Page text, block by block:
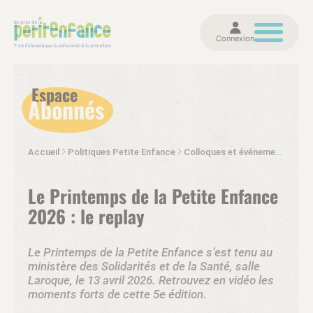
Connexion
Espace
Abonnés
Accueil Politiques Petite Enfance Colloques et événements
Le Printemps de la Petite Enfance
2026 : le replay
Le Printemps de la Petite Enfance s’est tenu au
ministère des Solidarités et de la Santé, salle
Laroque, le 13 avril 2026. Retrouvez en vidéo les
moments forts de cette 5e édition.